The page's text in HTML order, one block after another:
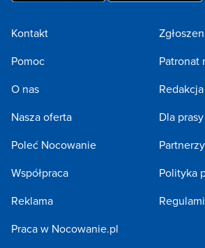
Kontakt
Pomoc
O nas
Nasza oferta
Poleć Nocowanie
Współpraca
Reklama
Praca w Nocowanie.pl
Patronat
Redakcja
Dla prasy
Partnerzy
Polityka